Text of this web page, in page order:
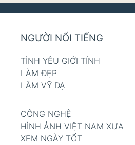
NGƯỜI NỔI TIẾNG
TÌNH YÊU GIỚI TÍNH
LÀM ĐẸP
LÂM VỸ DẠ
CÔNG NGHỆ
HÌNH ẢNH VIỆT NAM XƯA
XEM NGÀY TỐT